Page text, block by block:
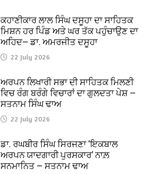
ਕਹਾਣੀਕਾਰ ਲਾਲ ਸਿੰਘ ਦਸੂਹਾ ਦਾ ਸਾਹਿਤਕ
ਮਿਸ਼ਨ ਹਰ ਪਿੰਡ ਅਤੇ ਘਰ ਤੱਕ ਪਹੁੰਚਾਉਣ ਦਾ
ਅਹਿਦ— ਡਾ. ਅਮਰਜੀਤ ਦਸੂਹਾ
22 July 2026
ਅਰਪਨ ਲਿਖਾਰੀ ਸਭਾ ਦੀ ਸਾਹਿਤਕ ਮਿਲਣੀ
ਵਿਚ ਰੰਗ ਬਰੰਗੇ ਵਿਚਾਰਾਂ ਦਾ ਗੁਲਦਤਾ ਪੇਸ਼ —
ਸਤਨਾਮ ਸਿੰਘ ਢਾਅ
22 July 2026
ਡਾ. ਰਘਬੀਰ ਸਿੰਘ ਸਿਰਜਣਾ ‘ਇਕਬਾਲ
ਅਰਪਨ ਯਾਦਗਾਰੀ ਪੁਰਸਕਾਰ’ ਨਾਲ਼
ਸਨਮਾਨਿਤ — ਸਤਨਾਮ ਢਾਅ